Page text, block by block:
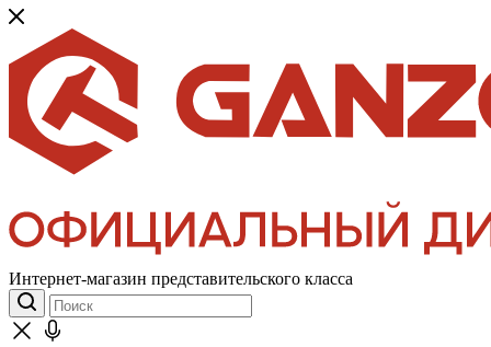
Интернет-магазин представительского класса